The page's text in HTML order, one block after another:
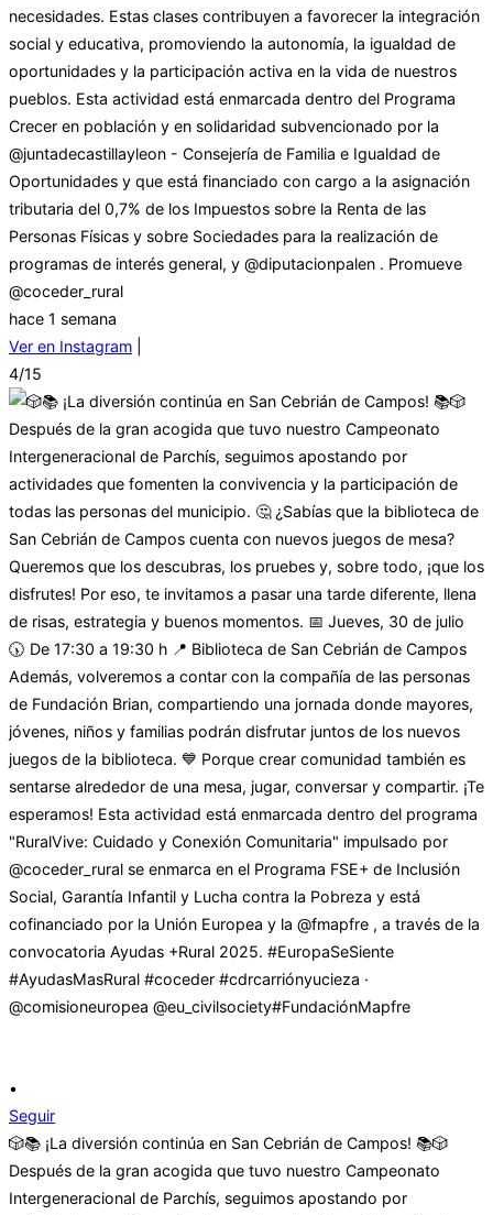
necesidades. Estas clases contribuyen a favorecer la integración
social y educativa, promoviendo la autonomía, la igualdad de
oportunidades y la participación activa en la vida de nuestros
pueblos. Esta actividad está enmarcada dentro del Programa
Crecer en población y en solidaridad subvencionado por la
@juntadecastillayleon - Consejería de Familia e Igualdad de
Oportunidades y que está financiado con cargo a la asignación
tributaria del 0,7% de los Impuestos sobre la Renta de las
Personas Físicas y sobre Sociedades para la realización de
programas de interés general, y @diputacionpalen . Promueve
@coceder_rural
hace 1 semana
Ver en Instagram
4/15
•
Seguir
🎲📚 ¡La diversión continúa en San Cebrián de Campos! 📚🎲
Después de la gran acogida que tuvo nuestro Campeonato
Intergeneracional de Parchís, seguimos apostando por